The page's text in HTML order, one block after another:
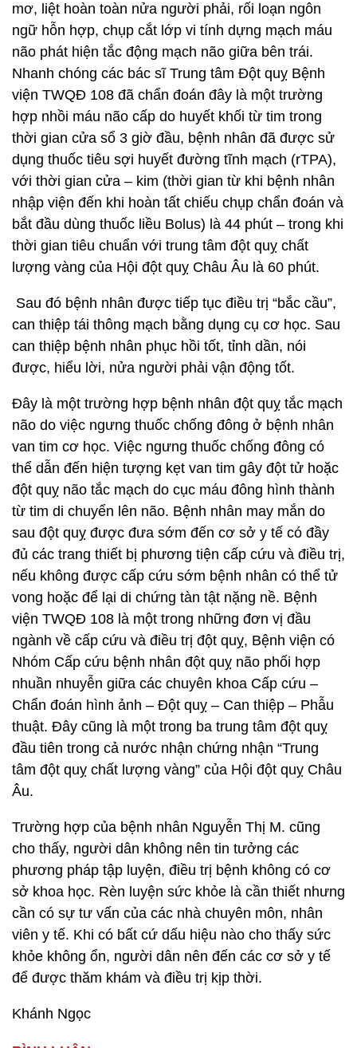
mơ, liệt hoàn toàn nửa người phải, rối loạn ngôn
ngữ hỗn hợp, chụp cắt lớp vi tính dựng mạch máu
não phát hiện tắc động mạch não giữa bên trái.
Nhanh chóng các bác sĩ Trung tâm Đột quỵ Bệnh
viện TWQĐ 108 đã chẩn đoán đây là một trường
hợp nhồi máu não cấp do huyết khối từ tim trong
thời gian cửa sổ 3 giờ đầu, bệnh nhân đã được sử
dụng thuốc tiêu sợi huyết đường tĩnh mạch (rTPA),
với thời gian cửa – kim (thời gian từ khi bệnh nhân
nhập viện đến khi hoàn tất chiếu chụp chẩn đoán và
bắt đầu dùng thuốc liều Bolus) là 44 phút – trong khi
thời gian tiêu chuẩn với trung tâm đột quỵ chất
lượng vàng của Hội đột quỵ Châu Âu là 60 phút.
Sau đó bệnh nhân được tiếp tục điều trị “bắc cầu”,
can thiệp tái thông mạch bằng dụng cụ cơ học. Sau
can thiệp bệnh nhân phục hồi tốt, tỉnh dần, nói
được, hiểu lời, nửa người phải vận động tốt.
Đây là một trường hợp bệnh nhân đột quỵ tắc mạch
não do việc ngưng thuốc chống đông ở bệnh nhân
van tim cơ học. Việc ngưng thuốc chống đông có
thể dẫn đến hiện tượng kẹt van tim gây đột tử hoặc
đột quỵ não tắc mạch do cục máu đông hình thành
từ tim di chuyển lên não. Bệnh nhân may mắn do
sau đột quỵ được đưa sớm đến cơ sở y tế có đầy
đủ các trang thiết bị phương tiện cấp cứu và điều trị,
nếu không được cấp cứu sớm bệnh nhân có thể tử
vong hoặc để lại di chứng tàn tật nặng nề. Bệnh
viện TWQĐ 108 là một trong những đơn vị đầu
ngành về cấp cứu và điều trị đột quỵ, Bệnh viện có
Nhóm Cấp cứu bệnh nhân đột quỵ não phối hợp
nhuần nhuyễn giữa các chuyên khoa Cấp cứu –
Chẩn đoán hình ảnh – Đột quỵ – Can thiệp – Phẫu
thuật. Đây cũng là một trong ba trung tâm đột quỵ
đầu tiên trong cả nước nhận chứng nhận “Trung
tâm đột quỵ chất lượng vàng” của Hội đột quỵ Châu
Âu.
Trường hợp của bệnh nhân Nguyễn Thị M. cũng
cho thấy, người dân không nên tin tưởng các
phương pháp tập luyện, điều trị bệnh không có cơ
sở khoa học. Rèn luyện sức khỏe là cần thiết nhưng
cần có sự tư vấn của các nhà chuyên môn, nhân
viên y tế. Khi có bất cứ dấu hiệu nào cho thấy sức
khỏe không ổn, người dân nên đến các cơ sở y tế
để được thăm khám và điều trị kịp thời.
Khánh Ngọc